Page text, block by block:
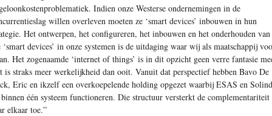
Indien onze Westerse ondernemingen in de
willen overleven moeten ze ‘smart devices’ inbouwen in hun
Het ontwerpen, het configureren, het inbouwen en het onderhouden van
‘smart devices’ in onze systemen is de uitdaging waar wij als maatschappij
Het zogenaamde ‘internet of things’ is in dit opzicht geen verre fantasie
is straks meer werkelijkheid dan ooit. Vanuit dat perspectief hebben Bavo De
Eric en ikzelf een overkoepelende holding opgezet waarbij ESAS en
één systeem functioneren. Die structuur versterkt de complementariteit
elkaar toe.”